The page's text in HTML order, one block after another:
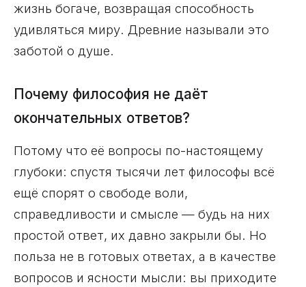
жизнь богаче, возвращая способность
удивляться миру. Древние называли это
заботой о душе.
Почему философия не даёт
окончательных ответов?
Потому что её вопросы по-настоящему
глубоки: спустя тысячи лет философы всё
ещё спорят о свободе воли,
справедливости и смысле — будь на них
простой ответ, их давно закрыли бы. Но
польза не в готовых ответах, а в качестве
вопросов и ясности мысли: вы приходите